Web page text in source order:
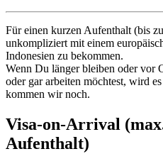
Für einen kurzen Aufenthalt (bis
unkompliziert mit einem
Indonesien zu bekommen.
Wenn Du länger bleiben oder vor
oder gar arbeiten möchtest, wird
kommen wir noch.
Visa-on-Arrival
Aufenthalt)